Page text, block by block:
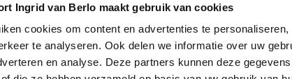
Ingrid van Berlo maakt gebruik van cookies
cookies om content en advertenties te
te analyseren. Ook delen we informatie over uw
en analyse. Deze partners kunnen deze